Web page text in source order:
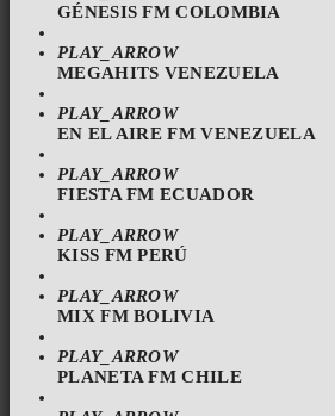
GÉNESIS FM COLOMBIA
PLAY_ARROW
MEGAHITS VENEZUELA
PLAY_ARROW
EN EL AIRE FM VENEZUELA
PLAY_ARROW
FIESTA FM ECUADOR
PLAY_ARROW
KISS FM PERÚ
PLAY_ARROW
MIX FM BOLIVIA
PLAY_ARROW
PLANETA FM CHILE